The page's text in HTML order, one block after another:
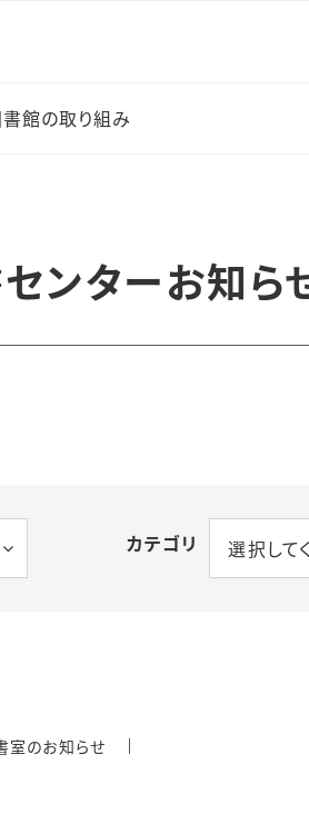
館の取り組み
の本ンターお知ら
カテゴリ 選択して
室のお知らせ